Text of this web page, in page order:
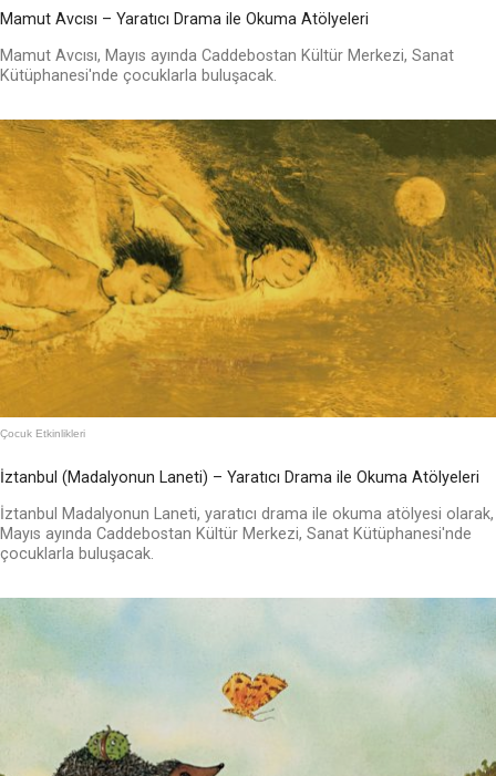
Mamut Avcısı – Yaratıcı Drama ile Okuma Atölyeleri
Mamut Avcısı, Mayıs ayında Caddebostan Kültür Merkezi, Sanat
Kütüphanesi'nde çocuklarla buluşacak.
Çocuk Etkinlikleri
İztanbul (Madalyonun Laneti) – Yaratıcı Drama ile Okuma Atölyeleri
İztanbul Madalyonun Laneti, yaratıcı drama ile okuma atölyesi olarak,
Mayıs ayında Caddebostan Kültür Merkezi, Sanat Kütüphanesi'nde
çocuklarla buluşacak.